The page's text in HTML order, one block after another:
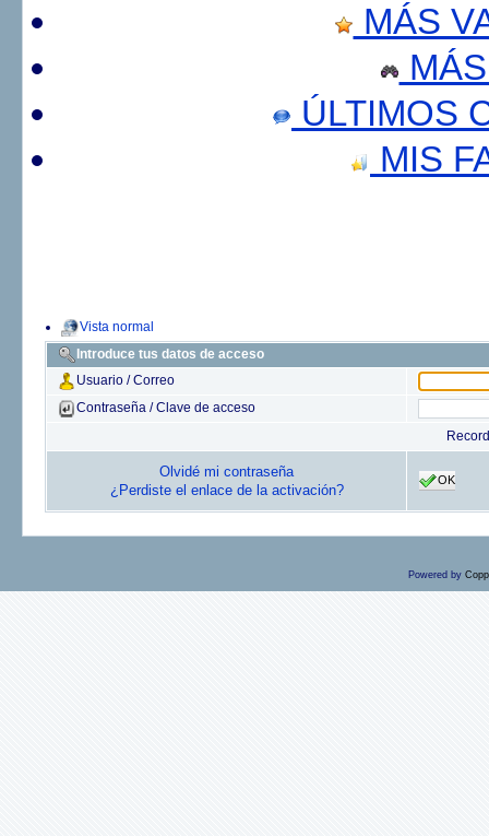
MÁS
ÚLTIMOS
MIS
Vista normal
Introduce tus datos de acceso
Usuario / Correo
Contraseña / Clave de acceso
Olvidé mi contraseña
¿Perdiste el enlace de la activación?
OK
Powered by